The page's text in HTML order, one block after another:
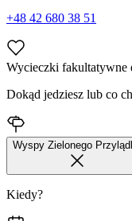
+48 42 680 38 51
Wycieczki fakultatywne
Dokąd jedziesz lub co
Wyspy Zielonego
Kiedy?